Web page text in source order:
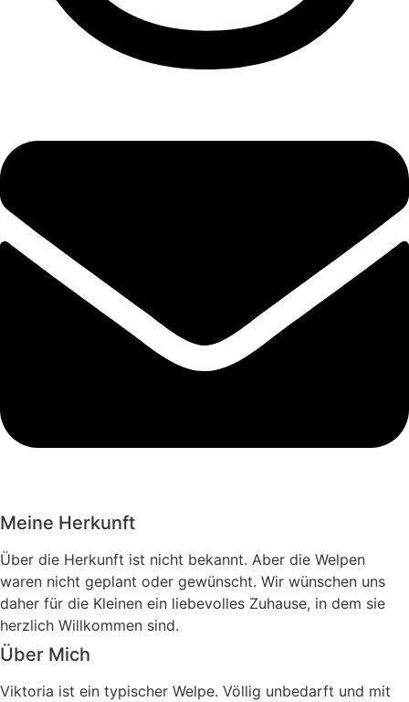
Meine Herkunft
Über die Herkunft ist nicht bekannt. Aber die Welpen
waren nicht geplant oder gewünscht. Wir wünschen uns
daher für die Kleinen ein liebevolles Zuhause, in dem sie
herzlich Willkommen sind.
Über Mich
Viktoria ist ein typischer Welpe. Völlig unbedarft und mit